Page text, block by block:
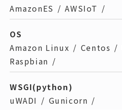
AmazonES / AWSIoT /
OS
Amazon Linux / Centos /
Raspbian /
WSGI(python)
uWADI / Gunicorn /